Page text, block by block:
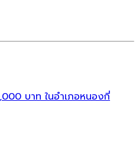
บาท ในอำเภอหนองกี่